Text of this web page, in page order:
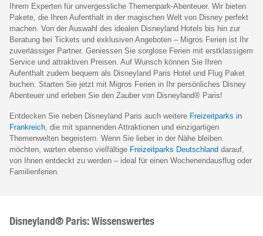
Ihrem Experten für unvergessliche Themenpark-Abenteuer. Wir bieten
Pakete, die Ihren Aufenthalt in der magischen Welt von Disney perfekt
machen. Von der Auswahl des idealen Disneyland Hotels bis hin zur
Beratung bei Tickets und exklusiven Angeboten – Migros Ferien ist Ihr
zuverlässiger Partner. Geniessen Sie sorglose Ferien mit erstklassigem
Service und attraktiven Preisen. Auf Wunsch können Sie Ihren
Aufenthalt zudem bequem als Disneyland Paris Hotel und Flug Paket
buchen. Starten Sie jetzt mit Migros Ferien in Ihr persönliches Disney
Abenteuer und erleben Sie den Zauber von Disneyland® Paris!
Entdecken Sie neben Disneyland Paris auch weitere Freizeitparks in
Frankreich , die mit spannenden Attraktionen und einzigartigen
Themenwelten begeistern. Wenn Sie lieber in der Nähe bleiben
möchten, warten ebenso vielfältige Freizeitparks Deutschland darauf,
von Ihnen entdeckt zu werden – ideal für einen Wochenendausflug oder
Familienferien.
Disneyland® Paris: Wissenswertes